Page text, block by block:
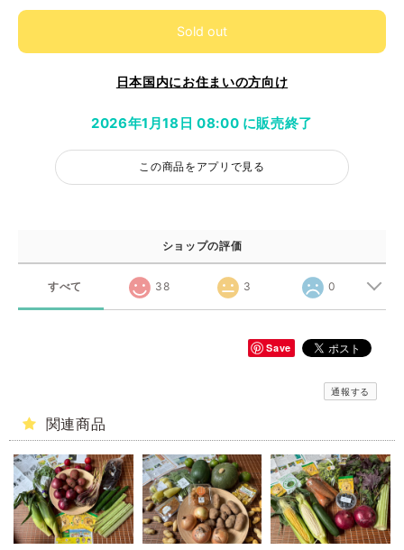
Sold out
日本国内にお住まいの方向け
2026年1月18日 08:00 に販売終了
この商品をアプリで見る
ショップの評価
すべて 38 3 0
Save
通報する
関連商品